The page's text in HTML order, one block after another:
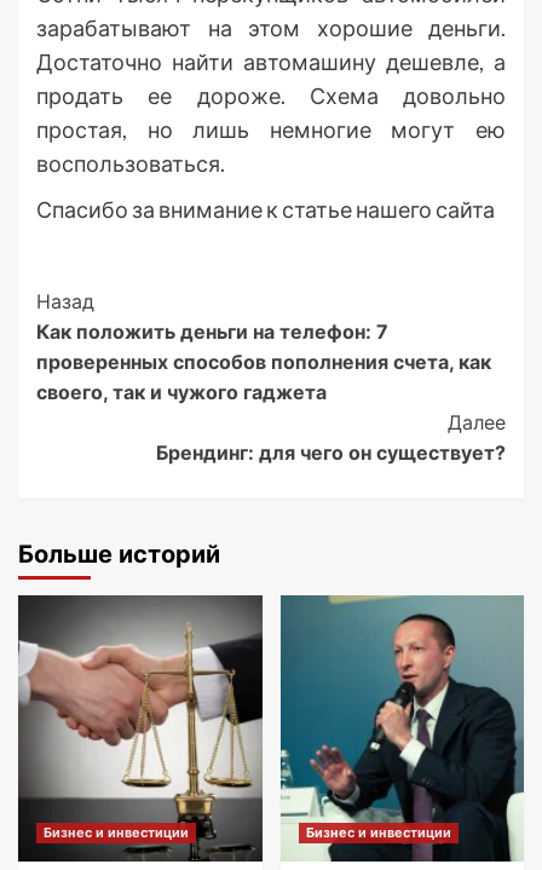
зарабатывают на этом хорошие деньги.
Достаточно найти автомашину дешевле, а
продать ее дороже. Схема довольно
простая, но лишь немногие могут ею
воспользоваться.
Спасибо за внимание к статье нашего сайта
Post
Navigation
Назад
Как положить деньги на телефон: 7
проверенных способов пополнения счета, как
своего, так и чужого гаджета
Далее
Брендинг: для чего он существует?
Больше историй
Бизнес и инвестиции Бизнес и инвестиции